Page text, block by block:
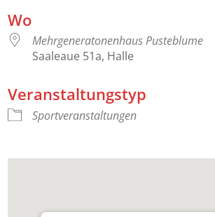
Wo
Mehrgeneratonenhaus Pusteblume
Saaleaue 51a, Halle
Veranstaltungstyp
Sportveranstaltungen